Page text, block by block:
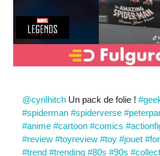
@cyrilhitchUn pack de folie !
#spiderman #spiderverse
#anime #cartoon #comics
#review #toyreview #toy #jouet
#trend #trending #80s #90s